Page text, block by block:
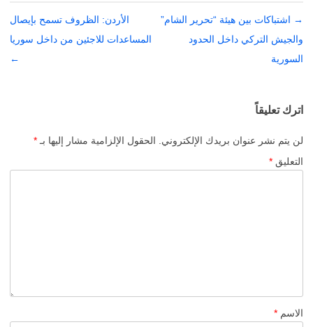
تصفّح
المقالات
→ اشتباكات بين هيئة “تحرير الشام”
والجيش التركي داخل الحدود
السورية
الأردن: الظروف تسمح بإيصال
المساعدات للاجئين من داخل سوريا
←
اترك تعليقاً
لن يتم نشر عنوان بريدك الإلكتروني. الحقول الإلزامية مشار إليها بـ *
التعليق *
الاسم *